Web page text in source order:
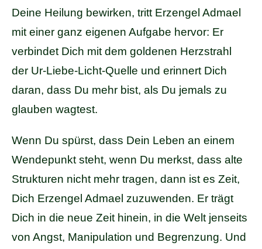
Deine Heilung bewirken, tritt Erzengel Admael
mit einer ganz eigenen Aufgabe hervor: Er
verbindet Dich mit dem goldenen Herzstrahl
der Ur-Liebe-Licht-Quelle und erinnert Dich
daran, dass Du mehr bist, als Du jemals zu
glauben wagtest.
Wenn Du spürst, dass Dein Leben an einem
Wendepunkt steht, wenn Du merkst, dass alte
Strukturen nicht mehr tragen, dann ist es Zeit,
Dich Erzengel Admael zuzuwenden. Er trägt
Dich in die neue Zeit hinein, in die Welt jenseits
von Angst, Manipulation und Begrenzung. Und